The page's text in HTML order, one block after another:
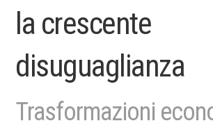
la crescente
disuguaglianza
Trasformazioni